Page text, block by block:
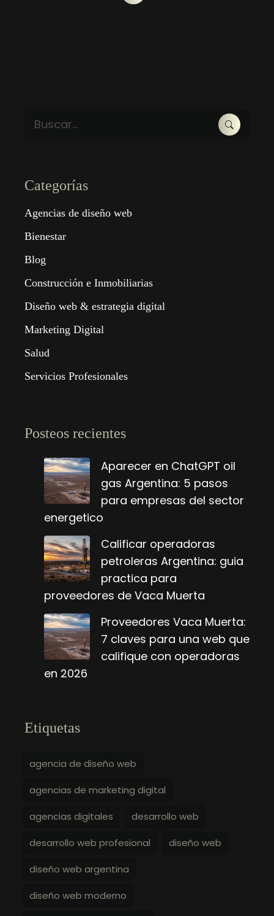
Categorías
Agencias de diseño web
Bienestar
Blog
Construcción e Inmobiliarias
Diseño web & estrategia digital
Marketing Digital
Salud
Servicios Profesionales
Posteos recientes
Aparecer en ChatGPT oil
gas Argentina: 5 pasos
para empresas del sector
energetico
Calificar operadoras
petroleras Argentina: guia
practica para
proveedores de Vaca Muerta
Proveedores Vaca Muerta:
7 claves para una web que
califique con operadoras
en 2026
Etiquetas
agencia de diseño web
agencias de marketing digital
agencias digitales desarrollo web
desarrollo web profesional diseño web
diseño web argentina
diseño web moderno